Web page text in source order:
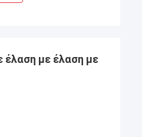
με έλαση με